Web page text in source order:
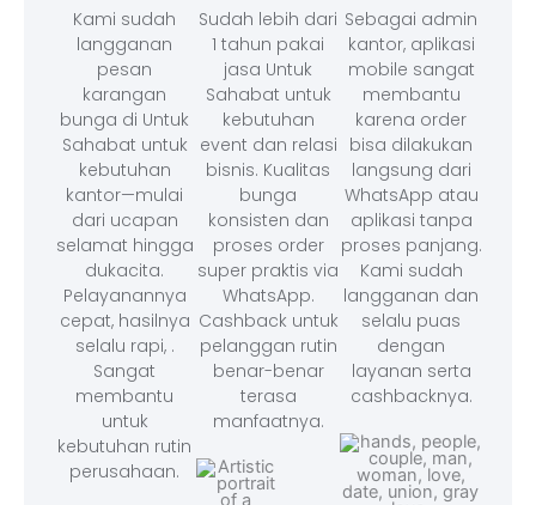
Kami sudah
langganan
pesan
karangan
bunga di Untuk
Sahabat untuk
kebutuhan
kantor—mulai
dari ucapan
selamat hingga
dukacita.
Pelayanannya
cepat, hasilnya
selalu rapi, .
Sangat
membantu
untuk
kebutuhan rutin
perusahaan.
Sudah lebih dari
1 tahun pakai
jasa Untuk
Sahabat untuk
kebutuhan
event dan relasi
bisnis. Kualitas
bunga
konsisten dan
proses order
super praktis via
WhatsApp.
Cashback untuk
pelanggan rutin
benar-benar
terasa
manfaatnya.
Sebagai admin
kantor, aplikasi
mobile sangat
membantu
karena order
bisa dilakukan
langsung dari
WhatsApp atau
aplikasi tanpa
proses panjang.
Kami sudah
langganan dan
selalu puas
dengan
layanan serta
cashbacknya.